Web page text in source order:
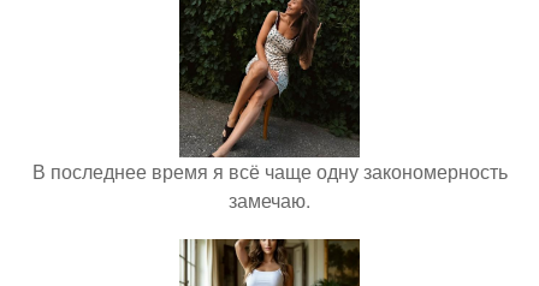
В последнее время я всё чаще одну закономерность
замечаю.